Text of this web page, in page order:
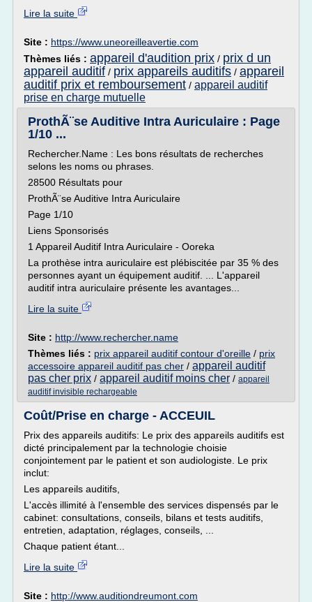
Lire la suite
Site : https://www.uneoreilleavertie.com
Thèmes liés : appareil d'audition prix / prix d un
appareil auditif / prix appareils auditifs / appareil
auditif prix et remboursement / appareil auditif
prise en charge mutuelle
ProthÃ¨se Auditive Intra Auriculaire : Page
1/10 ...
Rechercher.Name : Les bons résultats de recherches
selons les noms ou phrases.
28500 Résultats pour
ProthÃ¨se Auditive Intra Auriculaire
Page 1/10
Liens Sponsorisés
1 Appareil Auditif Intra Auriculaire - Ooreka
La prothèse intra auriculaire est plébiscitée par 35 % des
personnes ayant un équipement auditif. ... L'appareil
auditif intra auriculaire présente les avantages...
Lire la suite
Site : http://www.rechercher.name
Thèmes liés : prix appareil auditif contour d'oreille / prix
accessoire appareil auditif pas cher / appareil auditif
pas cher prix / appareil auditif moins cher / appareil
auditif invisible rechargeable
Coût/Prise en charge - ACCEUIL
Prix des appareils auditifs: Le prix des appareils auditifs est
dicté principalement par la technologie choisie
conjointement par le patient et son audiologiste. Le prix
inclut:
Les appareils auditifs,
L'accès illimité à l'ensemble des services dispensés par le
cabinet: consultations, conseils, bilans et tests auditifs,
entretien, adaptation, réglages, conseils, ...
Chaque patient étant...
Lire la suite
Site : http://www.auditiondreumont.com